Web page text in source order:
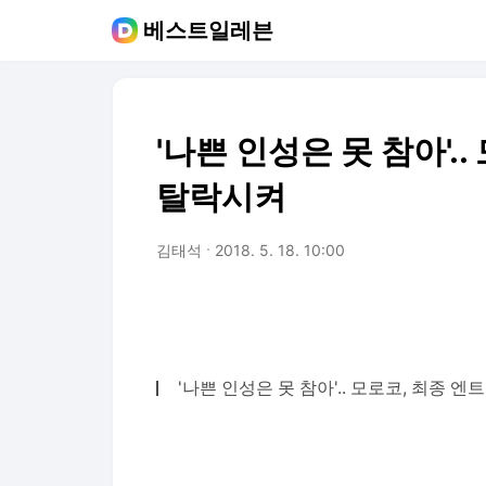
베스트일레븐
'나쁜 인성은 못 참아'..
탈락시켜
김태석 2018. 5. 18. 10:00
'나쁜 인성은 못 참아'.. 모로코, 최종 엔